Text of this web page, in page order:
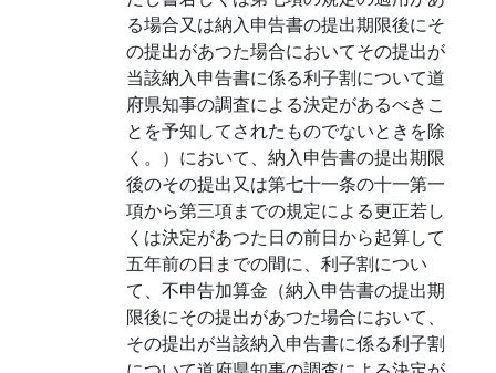
る場合又は納入申告書の提出期限後にそ
の提出があつた場合においてその提出が
当該納入申告書に係る利子割について道
府県知事の調査による決定があるべきこ
とを予知してされたものでないときを除
く。）において、納入申告書の提出期限
後のその提出又は第七十一条の十一第一
項から第三項までの規定による更正若し
くは決定があつた日の前日から起算して
五年前の日までの間に、利子割につい
て、不申告加算金（納入申告書の提出期
限後にその提出があつた場合において、
その提出が当該納入申告書に係る利子割